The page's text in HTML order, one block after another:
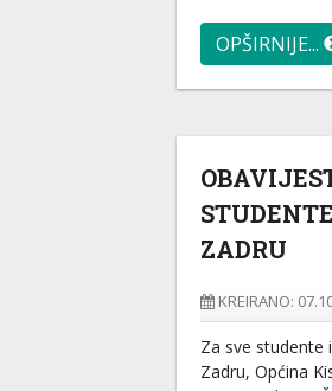
OPŠIRNIJE...
ZADRU
KREIRANO:
Za sve studente
Zadru, Općina